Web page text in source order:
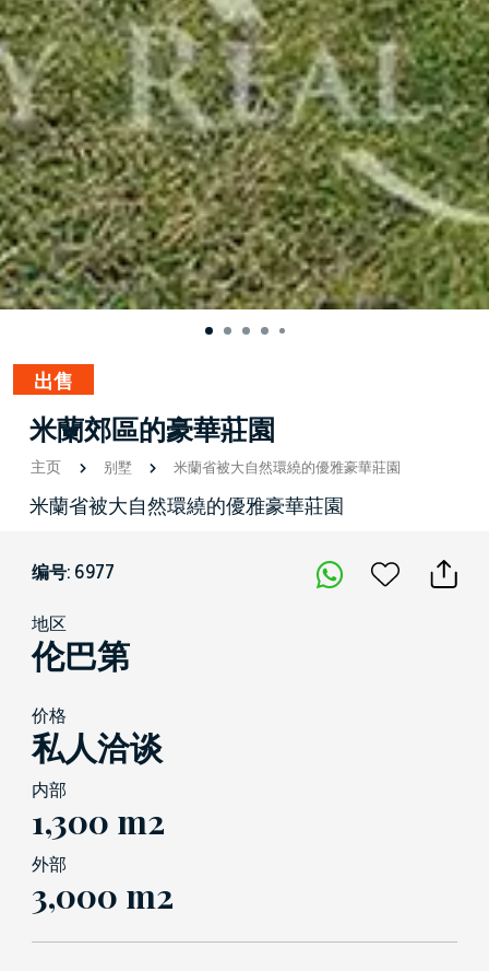
出售
米蘭郊區的豪華莊園
主页 别墅 米蘭省被大自然環繞的優雅豪華莊園
米蘭省被大自然環繞的優雅豪華莊園
编号: 6977
地区
伦巴第
价格
私人洽谈
内部
1,300 m2
外部
3,000 m2